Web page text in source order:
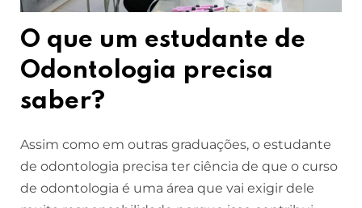
O que um estudante de
Odontologia precisa
saber?
Assim como em outras graduações, o estudante
de odontologia precisa ter ciência de que o curso
de odontologia é uma área que vai exigir dele